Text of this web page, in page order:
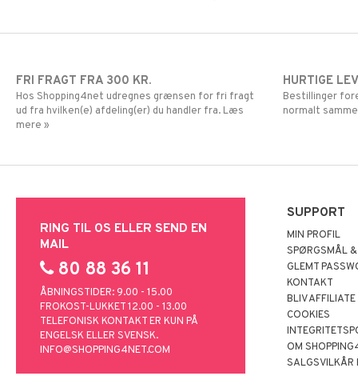
FRI FRAGT FRA 300 KR.
Hos Shopping4net udregnes grænsen for fri fragt
ud fra hvilken(e) afdeling(er) du handler fra. Læs
mere »
HURTIGE
Bestillinger
normalt
RING TIL OS ELLER SEND EN
MAIL
80 88 36 11
ÅBNINGSTIDER: 9.00 - 15.00
FROKOST-LUKKET 12.00 - 13.00
TELEFONISK KONTAKT ER KUN PÅ
ENGELSK ELLER SVENSK.
INFO@SHOPPING4NET.COM
SUPPORT
MIN PROFIL
SPØRGSMÅL &
GLEMT
KONTAKT
BLIV AFFILIATE
COOKIES
OM
SALGSVILKÅR